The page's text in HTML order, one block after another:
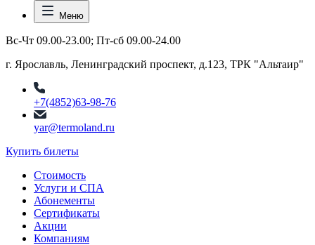
Меню
Вс-Чт 09.00-23.00; Пт-сб 09.00-24.00
г. Ярославль, Ленинградский проспект, д.123, ТРК "Альтаир"
+7(4852)63-98-76
yar@termoland.ru
Купить билеты
Стоимость
Услуги и СПА
Абонементы
Сертификаты
Акции
Компаниям